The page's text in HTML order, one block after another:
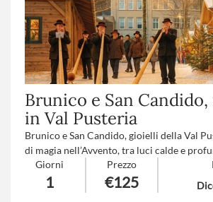
Brunico e San
in Val Pusteria
Brunico e San Candido, gioielli della Val
di magia nell’Avvento, tra luci calde e
mercatini di Natale. Per chi ama gli
l’atmosfera romantica e il buongusto
Giorni
1
Prezzo
€125